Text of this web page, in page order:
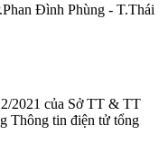
Đình Phùng - T.Thái
2021 của Sở TT & TT
Thông tin điện tử tổng